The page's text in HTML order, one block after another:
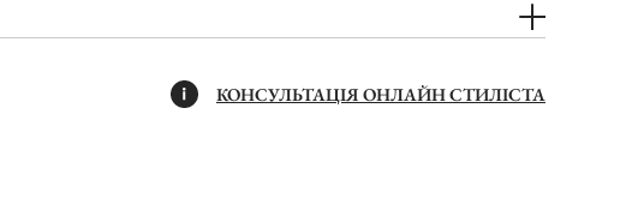
КОНСУЛЬТАЦІЯ ОНЛАЙН СТИЛІСТА